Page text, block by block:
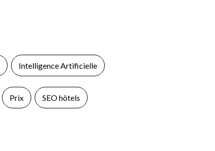
Intelligence Artificielle
Prix SEO hôtels